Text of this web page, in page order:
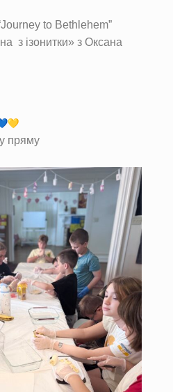
to Bethlehem”
з ізонитки» з Оксана
пряму